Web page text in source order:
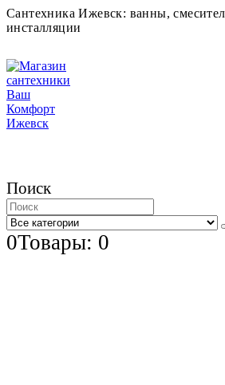
Сантехника Ижевск: ванны,
инсталляции
Поиск
0Товары: 0